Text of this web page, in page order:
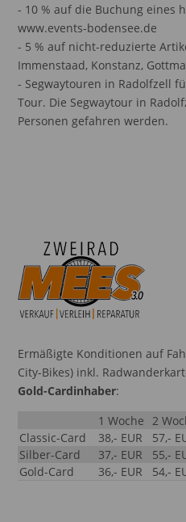
- 10 % auf die Buchung eines
www.events-bodensee.de
- 5 % auf nicht-reduzierte
Immenstaad, Konstanz,
- Segwaytouren in Radolfzell
Tour. Die Segwaytour in
Personen gefahren werden.
Ermäßigte Konditionen auf
City-Bikes) inkl.
Gold-Cardinhaber:
1 Woche
2
Classic-Card
38,- EUR 57,-
Silber-Card
37,- EUR 55,-
Gold-Card
36,- EUR 54,-